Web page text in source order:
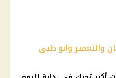
والتعمير وابو ظبي